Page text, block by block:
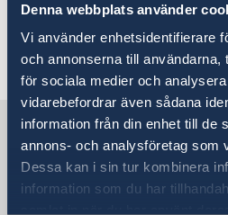
Denna webbplats använder
Vi använder enhetsidentifierare
och annonserna till användarna,
för sociala medier och
vidarebefordrar även sådana
information från din enhet till de
annons- och analysföretag som
Dessa kan i sin tur kombinera
information som du har
här.
Senast uppdaterad 08 okt.
Sverige i Senegal
Sveriges ambassad